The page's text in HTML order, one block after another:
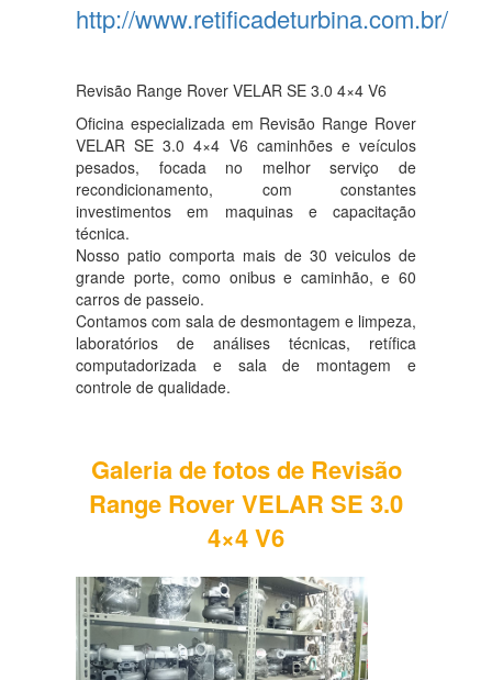
http://www.retificadeturbina.com.br/
Revisão Range Rover VELAR SE 3.0 4×4 V6
Oficina especializada em Revisão Range Rover
VELAR SE 3.0 4×4 V6 caminhões e veículos
pesados, focada no melhor serviço de
recondicionamento, com constantes
investimentos em maquinas e capacitação
técnica.
Nosso patio comporta mais de 30 veiculos de
grande porte, como onibus e caminhão, e 60
carros de passeio.
Contamos com sala de desmontagem e limpeza,
laboratórios de análises técnicas, retífica
computadorizada e sala de montagem e
controle de qualidade.
Galeria de fotos de Revisão
Range Rover VELAR SE 3.0
4×4 V6